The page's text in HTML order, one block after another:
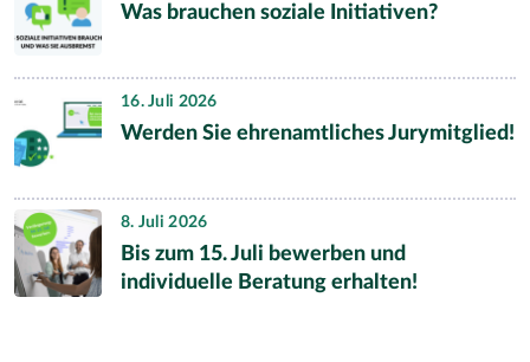
Was brauchen soziale Initiativen?
16. Juli 2026
Werden Sie ehrenamtliches Jurymitglied!
8. Juli 2026
Bis zum 15. Juli bewerben und
individuelle Beratung erhalten!